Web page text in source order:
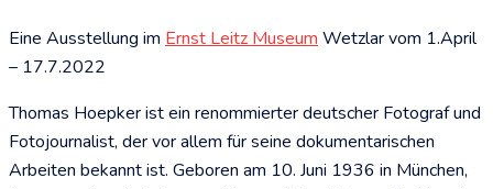
Eine Ausstellung im Ernst Leitz Museum Wetzlar vom 1.April
– 17.7.2022
Thomas Hoepker ist ein renommierter deutscher Fotograf und
Fotojournalist, der vor allem für seine dokumentarischen
Arbeiten bekannt ist. Geboren am 10. Juni 1936 in München,